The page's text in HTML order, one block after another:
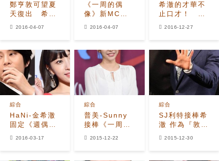
鄭亨敦可望夏
天復出 希
澈：錄到下周
2016-04-07
《一周的偶
像》新MC金
希澈-Hani正
羨？
2016-04-07
希澈的才華不
止口才！ 詞
創作獲太妍、
2016-12-27
HaNi-金希澈
固定《週偶》
MC 一切等待
綜合
2016-03-17
普美-Sunny
接棒《一周的
偶像》臨時
綜合
2015-12-22
SJ利特接棒希
澈 作為『敦愛
豆』出擊《一
綜合
2015-12-30